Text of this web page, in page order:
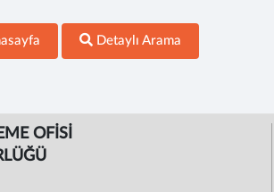
Detaylı Arama
OFİSİ